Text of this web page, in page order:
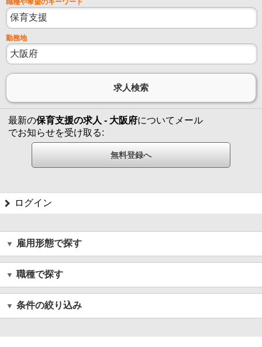
職種や希望のキーワード
勤務地
最新の保育支援の求人 - 大阪府についてメール
でお知らせを受け取る:
ログイン
雇用形態で探す
職種で探す
条件の絞り込み